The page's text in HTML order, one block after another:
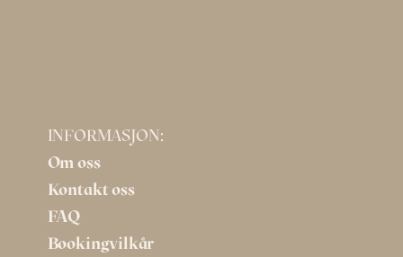
INFORMASJON:
Om oss
Kontakt oss
FAQ
Bookingvilkår